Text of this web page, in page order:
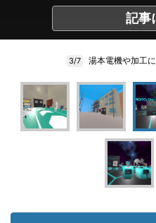
記事
3/7 湯本電機や加工